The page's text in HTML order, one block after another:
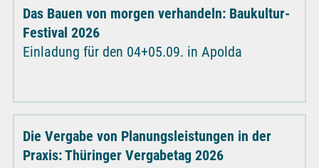
Das Bauen von morgen verhandeln: Baukultur-
Festival 2026
Einladung für den 04+05.09. in Apolda
Die Vergabe von Planungsleistungen in der
Praxis: Thüringer Vergabetag 2026